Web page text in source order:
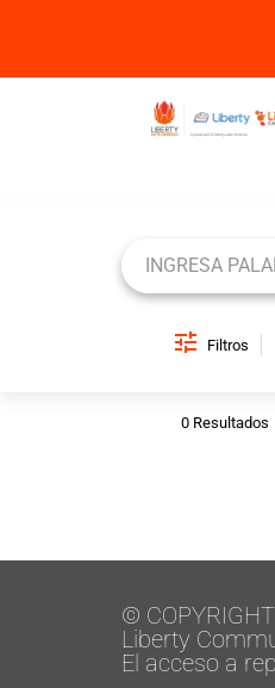
Filtros
0 Resultados
©
Liberty
El acceso a